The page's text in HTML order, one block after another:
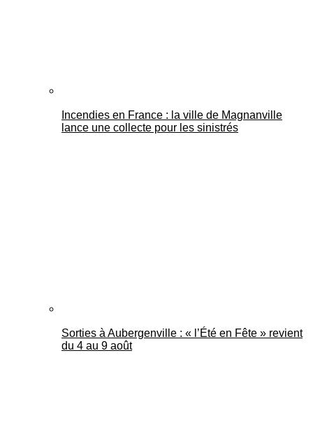
Incendies en France : la ville de Magnanville
lance une collecte pour les sinistrés
Sorties à Aubergenville : « l’Été en Fête » revient
du 4 au 9 août